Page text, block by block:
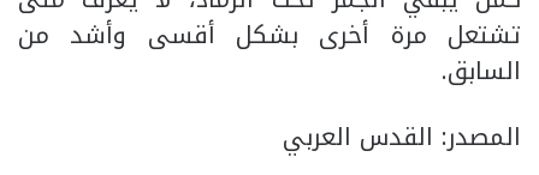
تشتعل مرة أخرى بشكل أقسى وأشد من
السابق.
المصدر: القدس العربي